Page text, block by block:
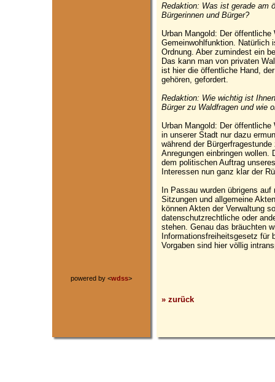
powered by <wdss>
Redaktion: Was ist gerade am
Bürgerinnen und Bürger?
Urban Mangold: Der
Gemeinwohlfunktion. Natürlich
Ordnung. Aber zumindest ein
Das kann man von privaten
ist hier die öffentliche Hand,
gehören, gefordert.
Redaktion: Wie wichtig ist
Bürger zu Waldfragen und wie
Urban Mangold: Der
in unserer Stadt nur dazu
während der
Anregungen einbringen wollen.
dem politischen Auftrag
Interessen nun ganz klar der
In Passau wurden übrigens
Sitzungen und allgemeine
können Akten der Verwaltung
datenschutzrechtliche oder
stehen. Genau das bräuchten
Informationsfreiheitsgesetz für
Vorgaben sind hier völlig
» zurück